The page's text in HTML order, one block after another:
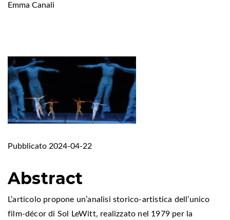
Emma Canali
Pubblicato 2024-04-22
Abstract
L’articolo propone un’analisi storico-artistica dell’unico
film-décor di Sol LeWitt, realizzato nel 1979 per la